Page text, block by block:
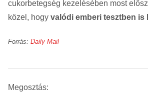
cukorbetegség kezelésében most
közel, hogy valódi emberi tesztben is
Forrás: Daily Mail
Megosztás: